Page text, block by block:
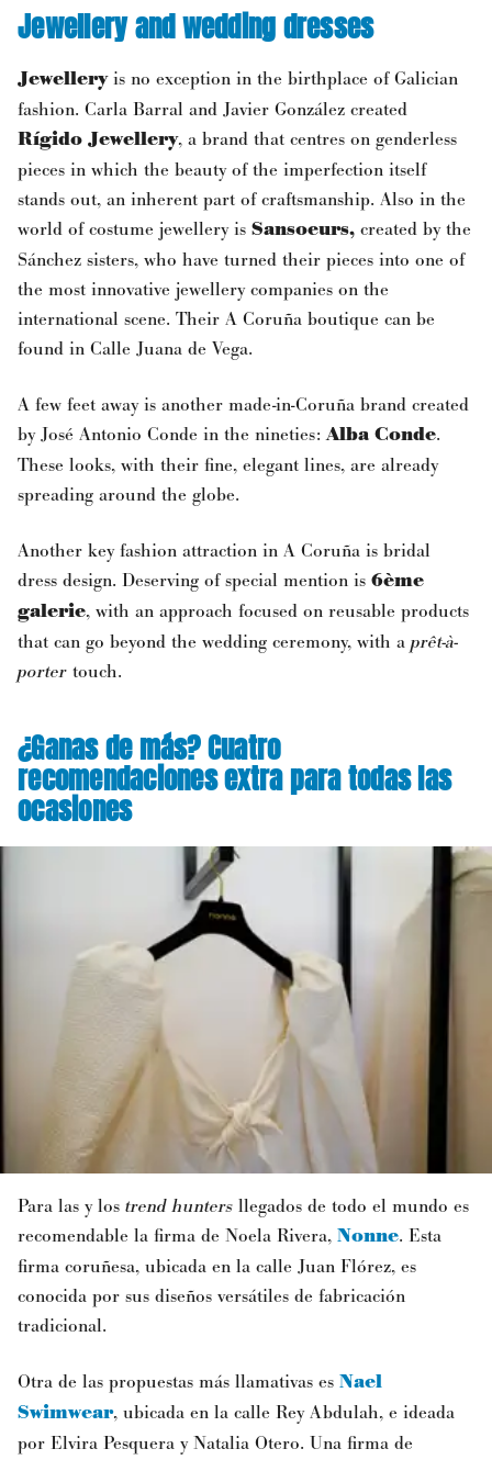
Jewellery and wedding dresses
Jewelleryis no exception in the birthplace of Galician
fashion. Carla Barral and Javier González created
Rígido Jewellery, a brand that centres on genderless
pieces in which the beauty of the imperfection itself
stands out, an inherent part of craftsmanship. Also in the
world of costume jewellery is Sansoeurs, created by the
Sánchez sisters, who have turned their pieces into one of
the most innovative jewellery companies on the
international scene. Their A Coruña boutique can be
found in Calle Juana de Vega.
A few feet away is another made-in-Coruña brand created
by José Antonio Conde in the nineties:Alba Conde.
These looks, with their fine, elegant lines, are already
spreading around the globe.
Another key fashion attraction in A Coruña is bridal
dress design. Deserving of special mention is 6ème
galerie, with an approach focused on reusable products
that can go beyond the wedding ceremony, with a prêt-à-
porter touch.
¿Ganas de más? Cuatro
recomendaciones extra para todas las
ocasiones
Para las y los trend hunters llegados de todo el mundo es
recomendable la firma de Noela Rivera, Nonne. Esta
firma coruñesa, ubicada en la calle Juan Flórez, es
conocida por sus diseños versátiles de fabricación
tradicional.
Otra de las propuestas más llamativas es Nael
Swimwear, ubicada en la calle Rey Abdulah, e ideada
por Elvira Pesquera y Natalia Otero. Una firma de